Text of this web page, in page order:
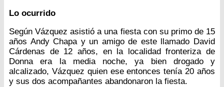
Lo ocurrido
Según Vázquez asistió a una fiesta con su primo de 15
años Andy Chapa y un amigo de este llamado David
Cárdenas de 12 años, en la localidad fronteriza de
Donna era la media noche, ya bien drogado y
alcalizado, Vázquez quien ese entonces tenía 20 años
y sus dos acompañantes abandonaron la fiesta.